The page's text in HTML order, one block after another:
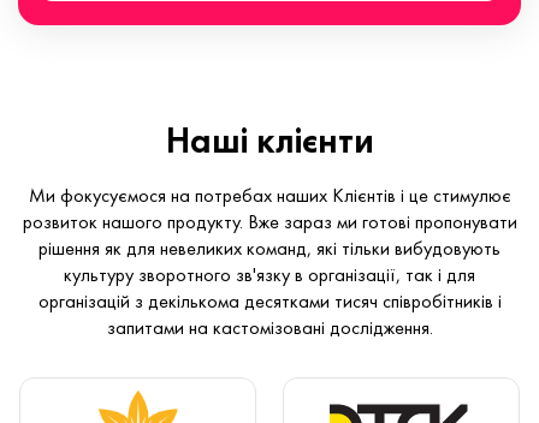
Наші клієнти
Ми фокусуємося на потребах наших Клієнтів і це стимулює
розвиток нашого продукту. Вже зараз ми готові пропонувати
рішення як для невеликих команд, які тільки вибудовують
культуру зворотного зв'язку в організації, так і для
організацій з декількома десятками тисяч співробітників і
запитами на кастомізовані дослідження.